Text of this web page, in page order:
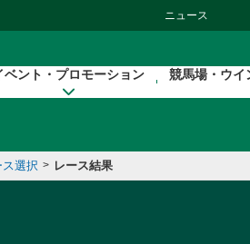
ニュース
ベント・プロモーション 競馬場・ウイ
選択 > レース結果